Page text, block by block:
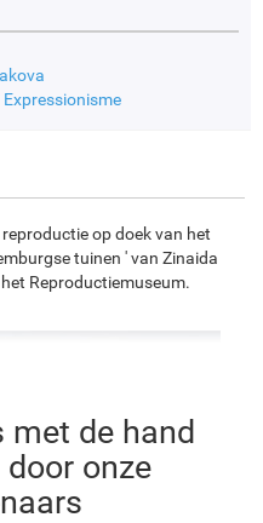
Expressionisme
op doek van het
tuinen ' van Zinaida
Reproductiemuseum.
met de hand
onze